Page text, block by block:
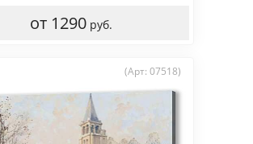
от 1290 руб.
(Арт: 07518)